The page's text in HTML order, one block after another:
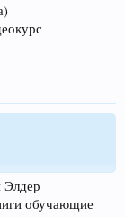
Элдер
обучающие